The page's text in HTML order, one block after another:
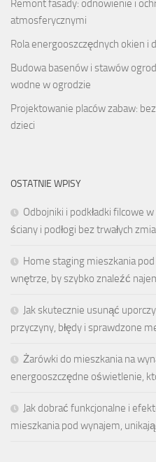
Remont fasady: odnowienie i
atmosferycznymi
Rola energooszczędnych okien i
Budowa basenów i stawów
wodne w ogrodzie
Projektowanie placów zabaw:
dzieci
OSTATNIE WPISY
Odbojniki i podkładki filcowe
ściany i podłogi bez trwałych
Home staging mieszkania
wnętrze, by szybko znaleźć
Jak skutecznie usunąć
przyczyny, błędy i sprawdzone
Żarówki do mieszkania na
energooszczędne oświetlenie,
Jak dobrać funkcjonalne i
mieszkania pod wynajem,